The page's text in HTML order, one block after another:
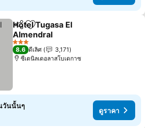
แชร์ เพิ่มในรายการโปรด
Hotel Tugasa El
Almendral
3 ดาว
8.6 ดีเลิศ
3,171
ซีเตนิลเดอลาสโบเดกาซ
วันนั้นๆ
ดูราคา